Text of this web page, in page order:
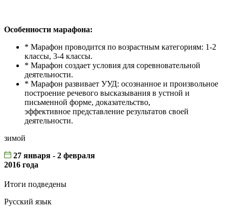
Особенности марафона:
* Марафон проводится по возрастным категориям: 1-2
классы, 3-4 классы.
* Марафон создает условия для соревновательной
деятельности.
* Марафон развивает УУД: осознанное и произвольное
построение речевого высказывания в устной и
письменной форме, доказательство,
эффективное представление результатов своей
деятельности.
зимой
27 января - 2 февраля
2016 года
Итоги подведены
Русский язык